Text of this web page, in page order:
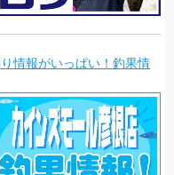
情報がいっぱい！釣果情